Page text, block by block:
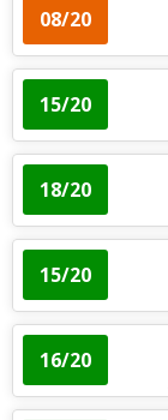
08/20
15/20
18/20
15/20
16/20